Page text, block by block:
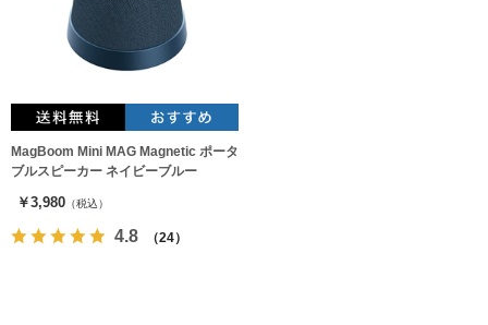
MagBoom Mini MAG Magnetic ポータ
ブルスピーカー ネイビーブルー
￥3,980 （税込）
4.8 （24）